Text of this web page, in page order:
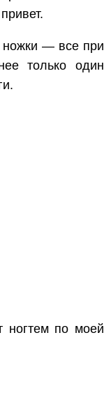
ножки — все при
только один
по моей